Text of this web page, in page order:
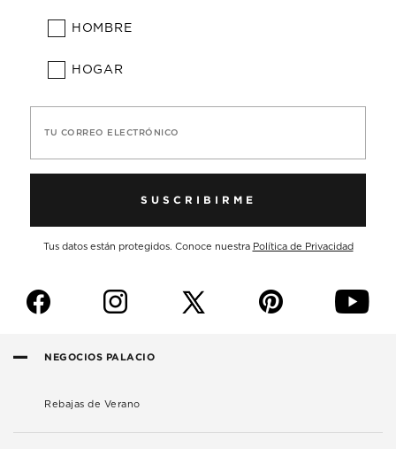
HOMBRE
HOGAR
TU CORREO ELECTRÓNICO
SUSCRIBIRME
Tus datos están protegidos. Conoce nuestra Política de Privacidad
f i p y
NEGOCIOS PALACIO
Rebajas de Verano